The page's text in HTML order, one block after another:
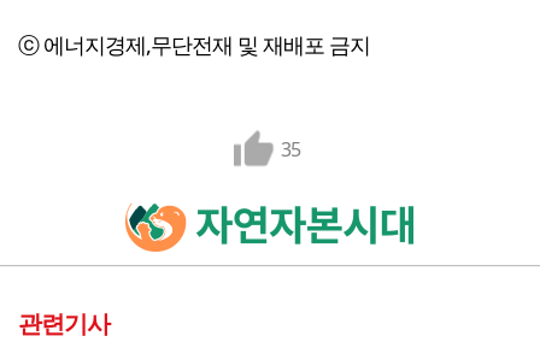
ⓒ 에너지경제,무단전재 및 재배포 금지
35
관련기사